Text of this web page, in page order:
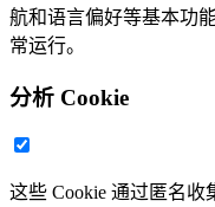
航和语言偏好等基本功
常运行。
分析 Cookie
这些 Cookie 通过匿名